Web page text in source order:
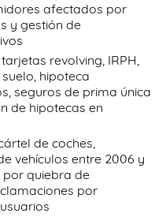
afectados por
y gestión de
tarjetas revolving, IRPH,
hipoteca
seguros de prima única
de hipotecas en
de coches,
vehículos entre 2006 y
por quiebra de
por